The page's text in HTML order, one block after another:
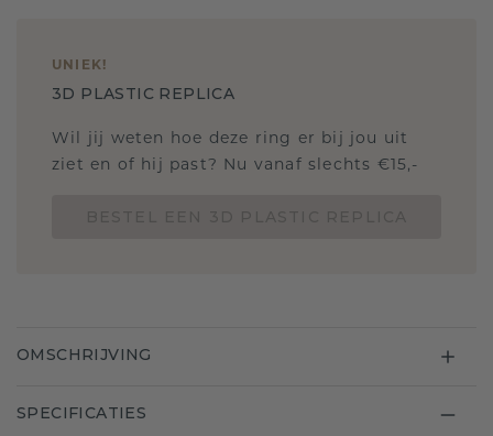
UNIEK!
3D PLASTIC REPLICA
Wil jij weten hoe deze ring er bij jou uit
ziet en of hij past? Nu vanaf slechts €15,-
OMSCHRIJVING
SPECIFICATIES